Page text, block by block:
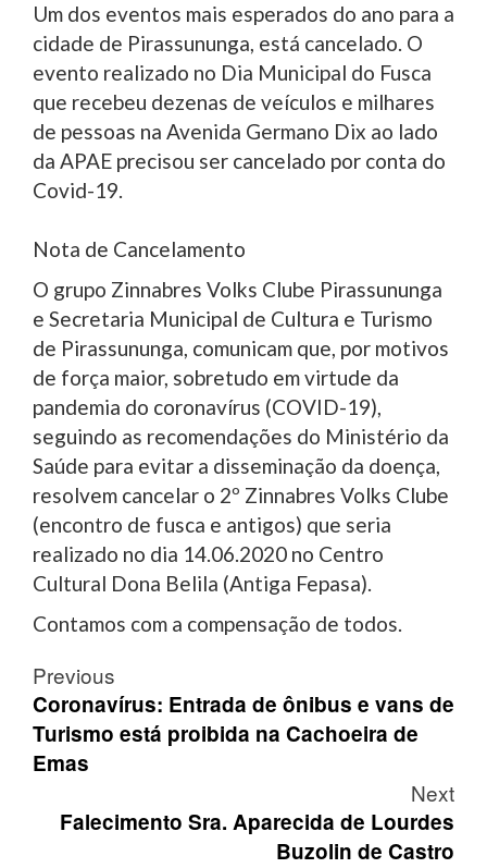
Um dos eventos mais esperados do ano para a
cidade de Pirassununga, está cancelado. O
evento realizado no Dia Municipal do Fusca
que recebeu dezenas de veículos e milhares
de pessoas na Avenida Germano Dix ao lado
da APAE precisou ser cancelado por conta do
Covid-19.
Nota de Cancelamento
O grupo Zinnabres Volks Clube Pirassununga
e Secretaria Municipal de Cultura e Turismo
de Pirassununga, comunicam que, por motivos
de força maior, sobretudo em virtude da
pandemia do coronavírus (COVID-19),
seguindo as recomendações do Ministério da
Saúde para evitar a disseminação da doença,
resolvem cancelar o 2º Zinnabres Volks Clube
(encontro de fusca e antigos) que seria
realizado no dia 14.06.2020 no Centro
Cultural Dona Belila (Antiga Fepasa).
Contamos com a compensação de todos.
Post
navigation
Previous
Coronavírus: Entrada de ônibus e vans de
Turismo está proibida na Cachoeira de
Emas
Next
Falecimento Sra. Aparecida de Lourdes
Buzolin de Castro